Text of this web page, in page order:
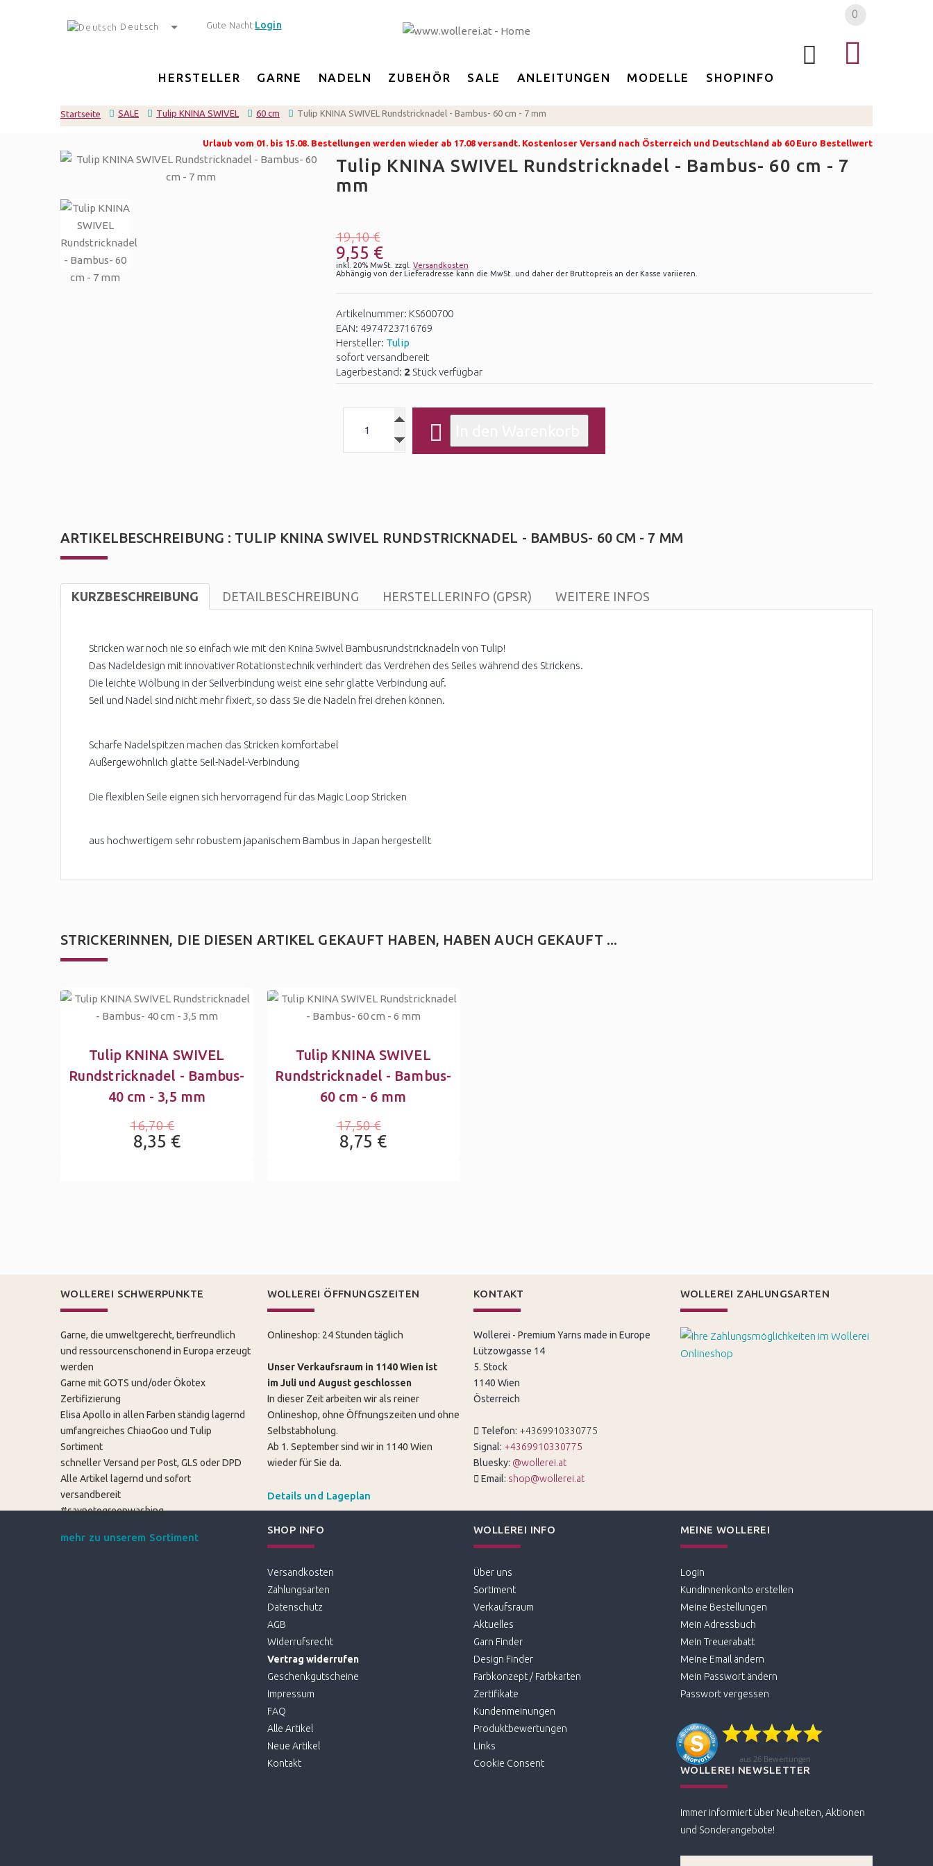
Gute Nacht Login
Deutsch
0
HERSTELLER GARNE NADELN ZUBEHÖR SALE ANLEITUNGEN MODELLE SHOPINFO
Startseite SALE Tulip KNINA SWIVEL 60 cm Tulip KNINA SWIVEL Rundstricknadel - Bambus- 60 cm - 7 mm
Urlaub vom 01. bis 15.08. Bestellungen werden wieder ab 17.08 versandt. Kostenloser Versand nach Österreich und Deutschland ab 60 Euro Bestellwert
Tulip KNINA SWIVEL Rundstricknadel - Bambus- 60 cm - 7
mm
19,10 €
9,55 €
inkl. 20% MwSt. zzgl. Versandkosten
Abhängig von der Lieferadresse kann die MwSt. und daher der Bruttopreis an der Kasse variieren.
Artikelnummer: KS600700
EAN: 4974723716769
Hersteller: Tulip
sofort versandbereit
Lagerbestand: 2 Stück verfügbar
ARTIKELBESCHREIBUNG : TULIP KNINA SWIVEL RUNDSTRICKNADEL - BAMBUS- 60 CM - 7 MM
KURZBESCHREIBUNG DETAILBESCHREIBUNG HERSTELLERINFO (GPSR) WEITERE INFOS
Stricken war noch nie so einfach wie mit den Knina Swivel Bambusrundstricknadeln von Tulip!
Das Nadeldesign mit innovativer Rotationstechnik verhindert das Verdrehen des Seiles während des Strickens.
Die leichte Wölbung in der Seilverbindung weist eine sehr glatte Verbindung auf.
Seil und Nadel sind nicht mehr fixiert, so dass Sie die Nadeln frei drehen können.
Scharfe Nadelspitzen machen das Stricken komfortabel
Außergewöhnlich glatte Seil-Nadel-Verbindung
Die flexiblen Seile eignen sich hervorragend für das Magic Loop Stricken
aus hochwertigem sehr robustem japanischem Bambus in Japan hergestellt
STRICKERINNEN, DIE DIESEN ARTIKEL GEKAUFT HABEN, HABEN AUCH GEKAUFT ...
Tulip KNINA SWIVEL
Rundstricknadel - Bambus-
40 cm - 3,5 mm
16,70 €
8,35 €
Tulip KNINA SWIVEL
Rundstricknadel - Bambus-
60 cm - 6 mm
17,50 €
8,75 €
WOLLEREI SCHWERPUNKTE
Garne, die umweltgerecht, tierfreundlich
und ressourcenschonend in Europa erzeugt
werden
Garne mit GOTS und/oder Ökotex
Zertifizierung
Elisa Apollo in allen Farben ständig lagernd
umfangreiches ChiaoGoo und Tulip
Sortiment
schneller Versand per Post, GLS oder DPD
Alle Artikel lagernd und sofort
versandbereit
#saynotogreenwashing
mehr zu unserem Sortiment
WOLLEREI ÖFFNUNGSZEITEN
Onlineshop: 24 Stunden täglich
Unser Verkaufsraum in 1140 Wien ist
im Juli und August geschlossen
In dieser Zeit arbeiten wir als reiner
Onlineshop, ohne Öffnungszeiten und ohne
Selbstabholung.
Ab 1. September sind wir in 1140 Wien
wieder für Sie da.
Details und Lageplan
KONTAKT
Wollerei - Premium Yarns made in Europe
Lützowgasse 14
5. Stock
1140 Wien
Österreich
Telefon: +4369910330775
Signal: +4369910330775
Bluesky: @wollerei.at
Email: shop@wollerei.at
WOLLEREI ZAHLUNGSARTEN
SHOP INFO
Versandkosten
Zahlungsarten
Datenschutz
AGB
Widerrufsrecht
Vertrag widerrufen
Geschenkgutscheine
Impressum
FAQ
Alle Artikel
Neue Artikel
Kontakt
WOLLEREI INFO
Über uns
Sortiment
Verkaufsraum
Aktuelles
Garn Finder
Design Finder
Farbkonzept / Farbkarten
Zertifikate
Kundenmeinungen
Produktbewertungen
Links
Cookie Consent
MEINE WOLLEREI
Login
Kundinnenkonto erstellen
Meine Bestellungen
Mein Adressbuch
Mein Treuerabatt
Meine Email ändern
Mein Passwort ändern
Passwort vergessen
WOLLEREI NEWSLETTER
Immer informiert über Neuheiten, Aktionen
und Sonderangebote!